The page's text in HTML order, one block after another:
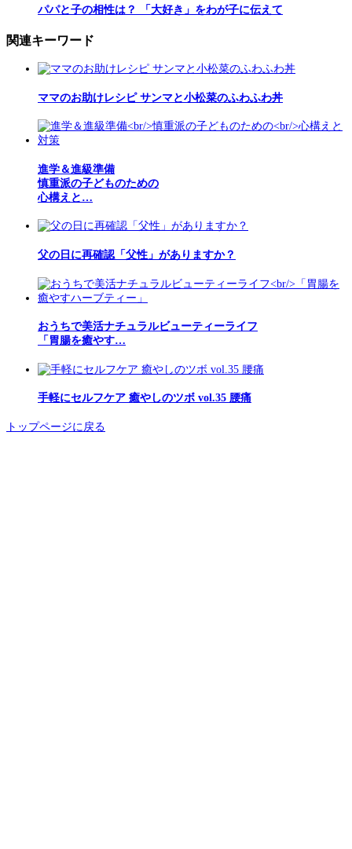
パパと子の相性は？ 「大好き」をわが子に伝えて
関連キーワード
ママのお助けレシピ サンマと小松菜のふわふわ丼
進学＆進級準備
慎重派の子どものための
心構えと…
父の日に再確認「父性」がありますか？
おうちで美活ナチュラルビューティーライフ
「胃腸を癒やす…
手軽にセルフケア 癒やしのツボ vol.35 腰痛
トップページに戻る